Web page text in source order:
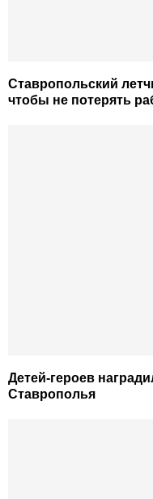
Ставропольский
чтобы не потерять
Детей-героев
Ставрополья